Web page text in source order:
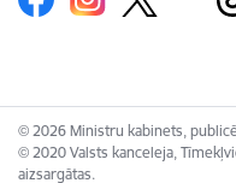
© 2026 Ministru kabinets,
© 2020 Valsts kanceleja,
aizsargātas.